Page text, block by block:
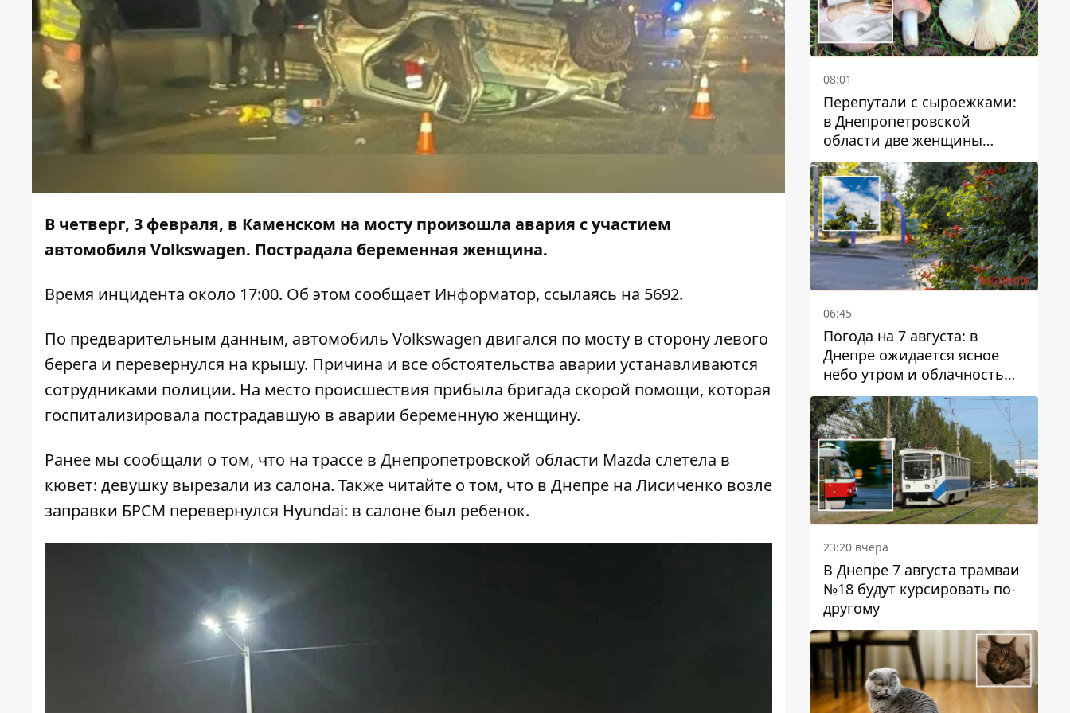
В четверг, 3 февраля, в Каменском на мосту произошла авария с участием
автомобиля Volkswagen. Пострадала беременная женщина.
Время инцидента около 17:00. Об этом сообщает Информатор, ссылаясь на 5692.
По предварительным данным, автомобиль Volkswagen двигался по мосту в сторону левого
берега и перевернулся на крышу. Причина и все обстоятельства аварии устанавливаются
сотрудниками полиции. На место происшествия прибыла бригада скорой помощи, которая
госпитализировала пострадавшую в аварии беременную женщину.
Ранее мы сообщали о том, что на трассе в Днепропетровской области Mazda слетела в
кювет: девушку вырезали из салона. Также читайте о том, что в Днепре на Лисиченко возле
заправки БРСМ перевернулся Hyundai: в салоне был ребенок.
08:01
Перепутали с сыроежками:
в Днепропетровской
области две женщины
отравились грибами
06:45
Погода на 7 августа: в
Днепре ожидается ясное
небо утром и облачность
после обеда
23:20 вчера
В Днепре 7 августа трамваи
№18 будут курсировать по-
другому